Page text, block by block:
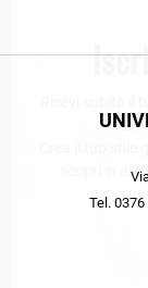
Tel.
Crea il tuo stile
scopri in